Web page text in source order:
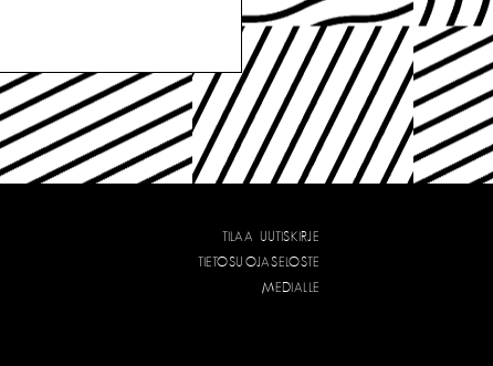
TILAA UUTISKIRJE
TIETOSUOJASELOSTE
MEDIALLE